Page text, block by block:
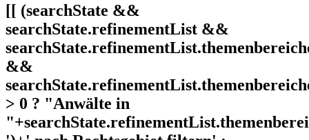
[[ (searchState &&
searchState.refinementList &&
&&
> 0 ? "Anwälte in